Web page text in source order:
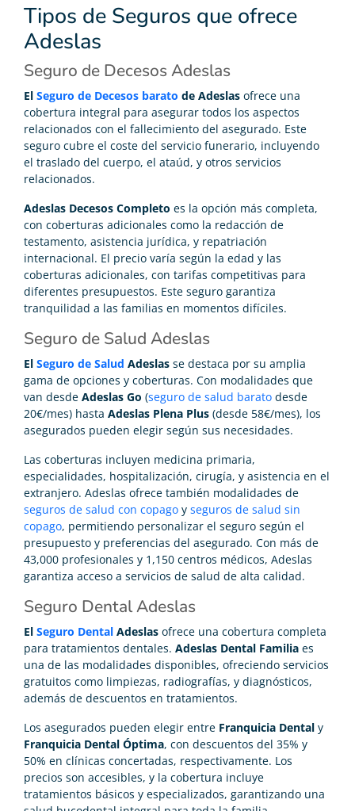
Tipos de Seguros que ofrece
Adeslas
Seguro de Decesos Adeslas
El Seguro de Decesos barato de Adeslas ofrece una
cobertura integral para asegurar todos los aspectos
relacionados con el fallecimiento del asegurado. Este
seguro cubre el coste del servicio funerario, incluyendo
el traslado del cuerpo, el ataúd, y otros servicios
relacionados.
Adeslas Decesos Completo es la opción más completa,
con coberturas adicionales como la redacción de
testamento, asistencia jurídica, y repatriación
internacional. El precio varía según la edad y las
coberturas adicionales, con tarifas competitivas para
diferentes presupuestos. Este seguro garantiza
tranquilidad a las familias en momentos difíciles.
Seguro de Salud Adeslas
El Seguro de Salud Adeslas se destaca por su amplia
gama de opciones y coberturas. Con modalidades que
van desde Adeslas Go (seguro de salud barato desde
20€/mes) hasta Adeslas Plena Plus (desde 58€/mes), los
asegurados pueden elegir según sus necesidades.
Las coberturas incluyen medicina primaria,
especialidades, hospitalización, cirugía, y asistencia en el
extranjero. Adeslas ofrece también modalidades de
seguros de salud con copago y seguros de salud sin
copago, permitiendo personalizar el seguro según el
presupuesto y preferencias del asegurado. Con más de
43,000 profesionales y 1,150 centros médicos, Adeslas
garantiza acceso a servicios de salud de alta calidad.
Seguro Dental Adeslas
El Seguro Dental Adeslas ofrece una cobertura completa
para tratamientos dentales. Adeslas Dental Familia es
una de las modalidades disponibles, ofreciendo servicios
gratuitos como limpiezas, radiografías, y diagnósticos,
además de descuentos en tratamientos.
Los asegurados pueden elegir entre Franquicia Dental y
Franquicia Dental Óptima, con descuentos del 35% y
50% en clínicas concertadas, respectivamente. Los
precios son accesibles, y la cobertura incluye
tratamientos básicos y especializados, garantizando una